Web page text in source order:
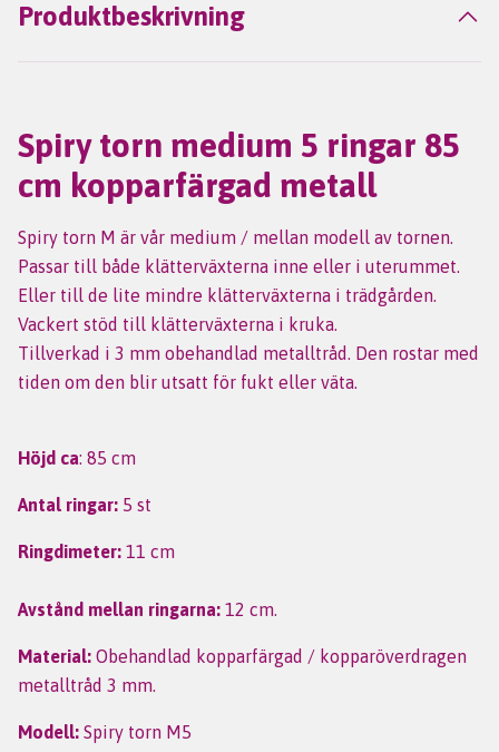
Produktbeskrivning
Spiry torn medium 5 ringar 85
cm kopparfärgad metall
Spiry torn M är vår medium / mellan modell av tornen.
Passar till både klätterväxterna inne eller i uterummet.
Eller till de lite mindre klätterväxterna i trädgården.
Vackert stöd till klätterväxterna i kruka.
Tillverkad i 3 mm obehandlad metalltråd. Den rostar med
tiden om den blir utsatt för fukt eller väta.
Höjd ca: 85 cm
Antal ringar: 5 st
Ringdimeter: 11 cm
Avstånd mellan ringarna: 12 cm.
Material: Obehandlad kopparfärgad / kopparöverdragen
metalltråd 3 mm.
Modell: Spiry torn M5